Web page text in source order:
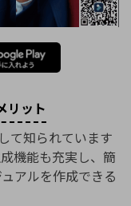
リット
て知られています
機能も充実し、簡
アルを作成できる